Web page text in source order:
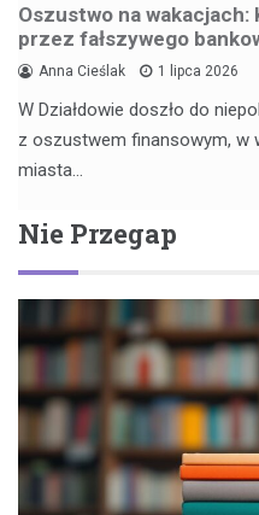
Oszustwo na wakacjach:
przez fałszywego
Anna Cieślak 1 lipca 2026
W Działdowie doszło do
z oszustwem finansowym, w
miasta…
Nie Przegap